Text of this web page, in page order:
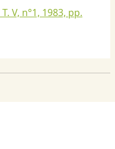
V, n°1, 1983, pp.